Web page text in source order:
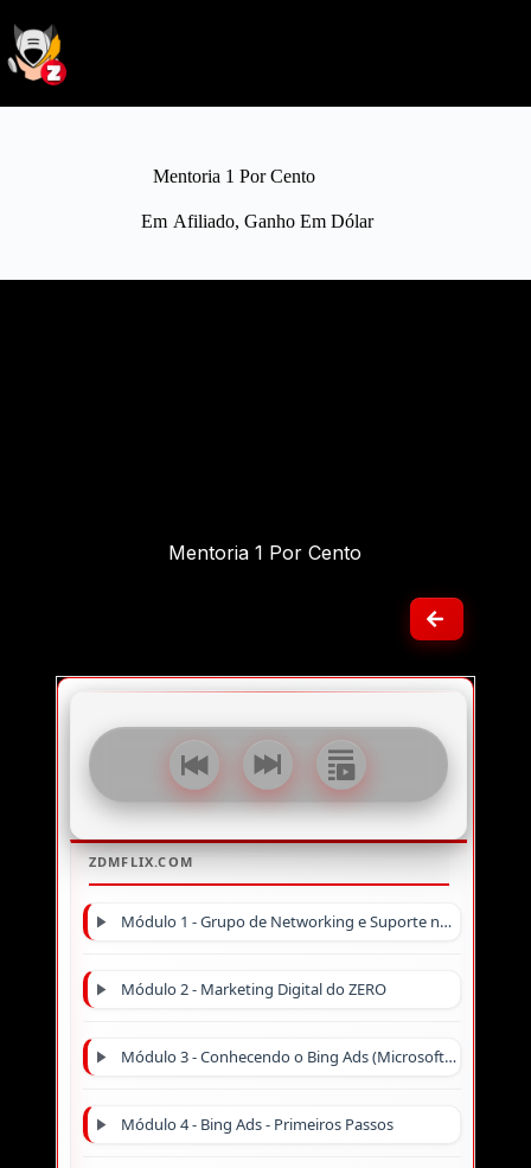
Mentoria 1 Por Cento
Em Afiliado, Ganho Em Dólar
Mentoria 1 Por Cento
Módulo 1 - Grupo de Networking e Suporte no Telegram
Módulo 2 - Marketing Digital do ZERO
Módulo 3 - Conhecendo o Bing Ads (Microsoft Advertising)
Módulo 4 - Bing Ads - Primeiros Passos